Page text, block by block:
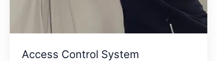
Access Control System